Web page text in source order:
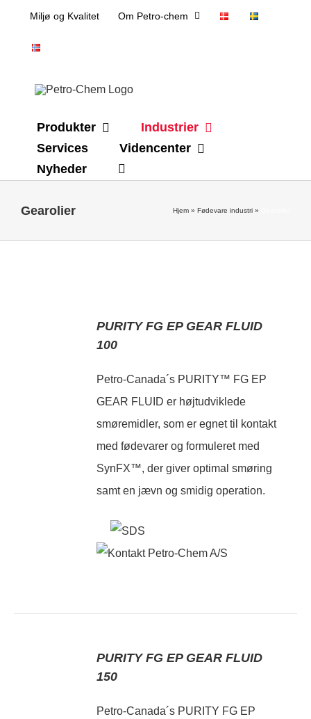
content
Miljø og Kvalitet Om Petro-chem
Produkter
Industrier
Services
Videncenter
Nyheder
Gearolier Hjem » Fødevare industri »
PURITY FG EP GEAR FLUID
100
Petro-Canada´s PURITY™ FG EP
GEAR FLUID er højtudviklede
smøremidler, som er egnet til kontakt
med fødevarer og formuleret med
SynFX™, der giver optimal smøring
samt en jævn og smidig operation.
PURITY FG EP GEAR FLUID
150
Petro-Canada´s PURITY FG EP